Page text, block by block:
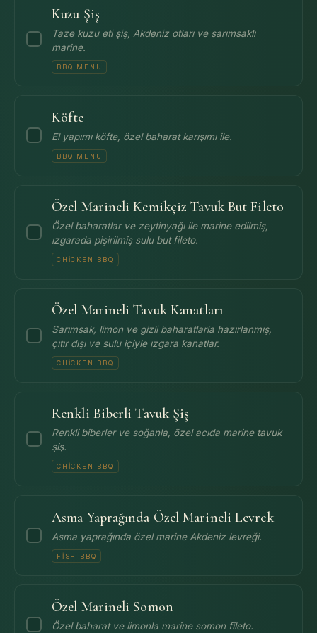
Kuzu Şiş
Taze kuzu eti şiş, Akdeniz otları ve sarımsaklı
marine.
BBQ MENU
Köfte
El yapımı köfte, özel baharat karışımı ile.
BBQ MENU
Özel Marineli Kemikçiz Tavuk But Fileto
Özel baharatlar ve zeytinyağı ile marine edilmiş,
ızgarada pişirilmiş sulu but fileto.
CHICKEN BBQ
Özel Marineli Tavuk Kanatları
Sarımsak, limon ve gizli baharatlarla hazırlanmış,
çıtır dışı ve sulu içiyle ızgara kanatlar.
CHICKEN BBQ
Renkli Biberli Tavuk Şiş
Renkli biberler ve soğanla, özel acıda marine tavuk
şiş.
CHICKEN BBQ
Asma Yaprağında Özel Marineli Levrek
Asma yaprağında özel marine Akdeniz levreği.
FISH BBQ
Özel Marineli Somon
Özel baharat ve limonla marine somon fileto.